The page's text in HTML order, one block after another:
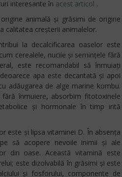
interesante în acest articol .
animală și grăsimi de origine
calitatea creșterii animalelor.
la decalcificarea oaselor este
cerealele, nucile și semințele fără
este recomandabil să înmuiați
apa este decantată și apoi
adăugarea de alge marine kombu.
înmuiere, absorbim fitotoxinele
și hormonale în timp irită
este și lipsa vitaminei D. În absența
să acopere nevoile inimii și ale
din oase. Această vitamină este
este dizolvabilă în grăsimi și este
și fosforului, componente de